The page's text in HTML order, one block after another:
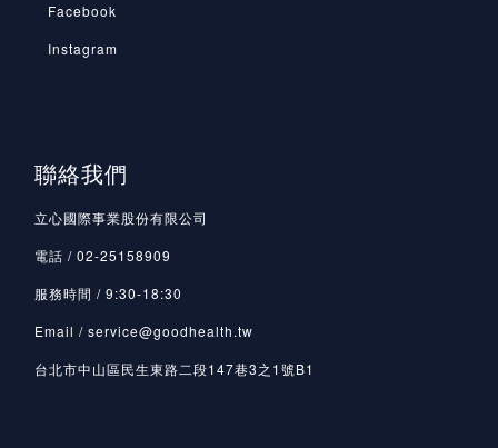
Facebook
Instagram
聯絡我們
立心國際事業股份有限公司
電話 / 02-25158909
服務時間 / 9:30-18:30
Email / service@goodhealth.tw
台北市中山區民生東路二段147巷3之1號B1